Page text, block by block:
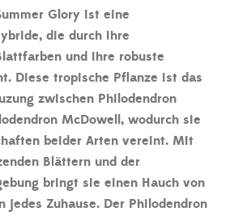
Glory ist eine
die durch ihre
und ihre robuste
Diese tropische Pflanze ist das
zwischen Philodendron
McDowell, wodurch sie
beider Arten vereint. Mit
Blättern und der
bringt sie einen Hauch von
jedes Zuhause. Der Philodendron